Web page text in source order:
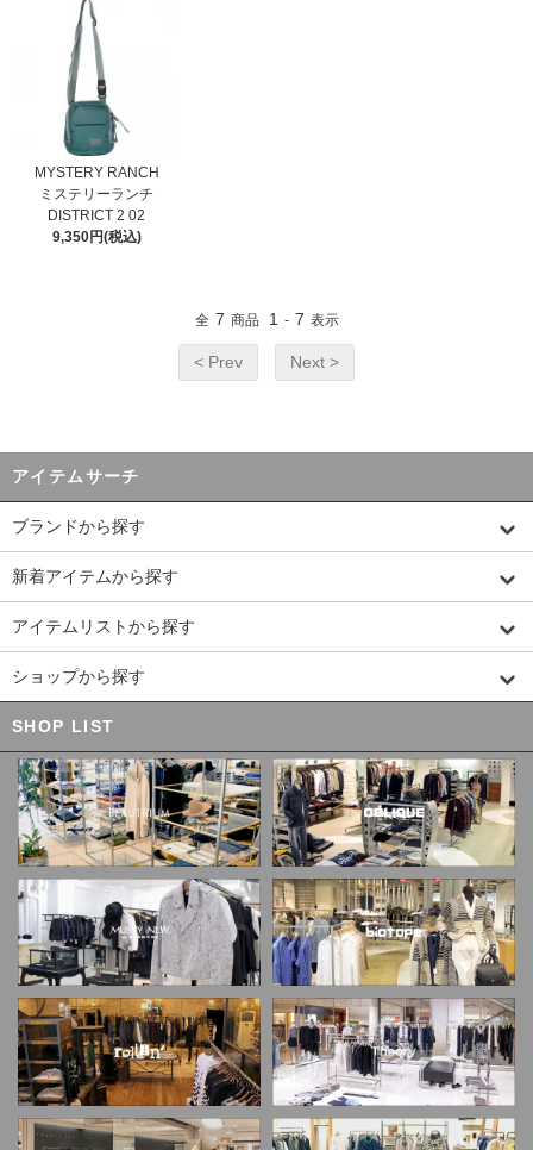
MYSTERY RANCH
ミステリーランチ
DISTRICT 2 02
9,350円(税込)
全 7 商品 1 - 7 表示
< Prev Next >
アイテムサーチ
ブランドから探す
新着アイテムから探す
アイテムリストから探す
ショップから探す
SHOP LIST